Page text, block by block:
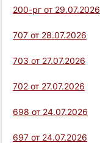
200-рг от 29.07.2026
707 от 28.07.2026
703 от 27.07.2026
702 от 27.07.2026
698 от 24.07.2026
697 от 24.07.2026